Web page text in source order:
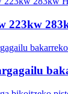
223kw